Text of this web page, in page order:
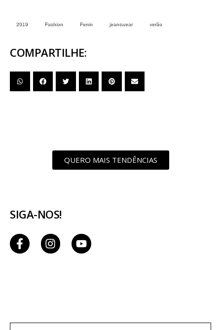
2019 Fashion Fenin jeanswear verão
COMPARTILHE:
QUERO MAIS TENDÊNCIAS
SIGA-NOS!